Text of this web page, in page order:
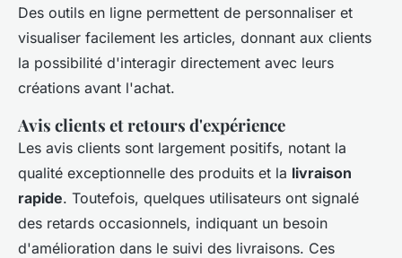
Des outils en ligne permettent de personnaliser et
visualiser facilement les articles, donnant aux clients
la possibilité d'interagir directement avec leurs
créations avant l'achat.
Avis clients et retours d'expérience
Les avis clients sont largement positifs, notant la
qualité exceptionnelle des produits et la livraison
rapide. Toutefois, quelques utilisateurs ont signalé
des retards occasionnels, indiquant un besoin
d'amélioration dans le suivi des livraisons. Ces